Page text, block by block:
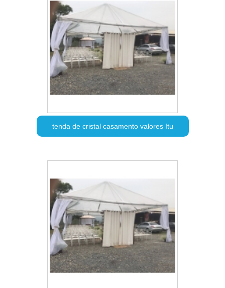
tenda de cristal casamento valores Itu